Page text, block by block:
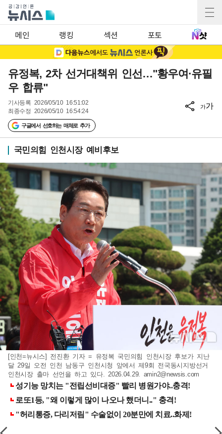
메인 랭킹 섹션 포토
유정복, 2차 선거대책위 인선…"황우여·유필
우 합류"
기사등록 2026/05/10 16:51:02
최종수정 2026/05/10 16:54:24
구글에서 선호하는 매체로 추가
가가
국민의힘 인천시장 예비후보
[인천=뉴시스] 전진환 기자 = 유정복 국민의힘 인천시장 후보가 지난
달 29일 오전 인천 남동구 인천시청 앞에서 제9회 전국동시지방선거
인천시장 출마 선언을 하고 있다. 2026.04.29. amin2@newsis.com